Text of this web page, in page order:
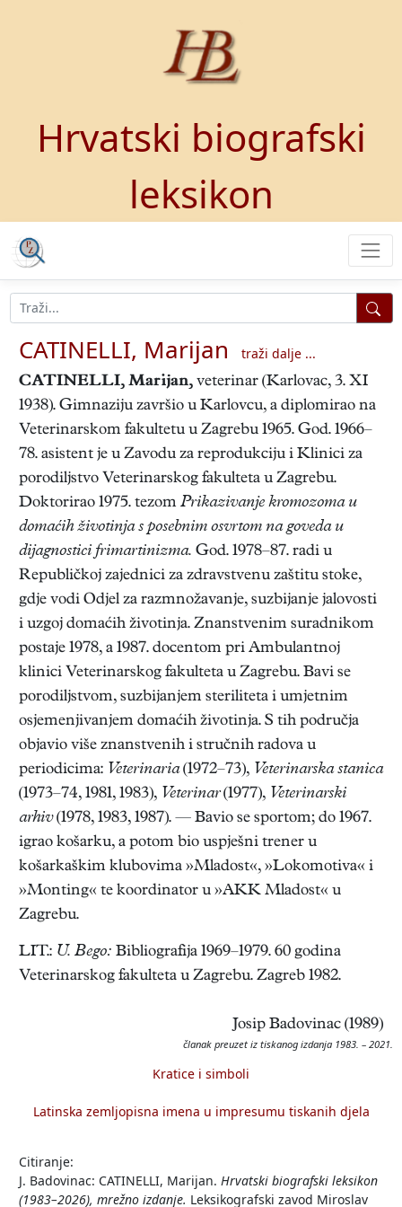
Hrvatski biografski
leksikon
CATINELLI, Marijan
traži dalje ...
CATINELLI, Marijan, veterinar (Karlovac, 3. XI
1938). Gimnaziju završio u Karlovcu, a diplomirao na
Veterinarskom fakultetu u Zagrebu 1965. God. 1966–
78. asistent je u Zavodu za reprodukciju i Klinici za
porodiljstvo Veterinarskog fakulteta u Zagrebu.
Doktorirao 1975. tezom Prikazivanje kromozoma u
domaćih životinja s posebnim osvrtom na goveda u
dijagnostici frimartinizma. God. 1978–87. radi u
Republičkoj zajednici za zdravstvenu zaštitu stoke,
gdje vodi Odjel za razmnožavanje, suzbijanje jalovosti
i uzgoj domaćih životinja. Znanstvenim suradnikom
postaje 1978, a 1987. docentom pri Ambulantnoj
klinici Veterinarskog fakulteta u Zagrebu. Bavi se
porodiljstvom, suzbijanjem steriliteta i umjetnim
osjemenjivanjem domaćih životinja. S tih područja
objavio više znanstvenih i stručnih radova u
periodicima: Veterinaria(1972–73), Veterinarska stanica
(1973–74, 1981, 1983), Veterinar(1977), Veterinarski
arhiv(1978, 1983, 1987). — Bavio se sportom; do 1967.
igrao košarku, a potom bio uspješni trener u
košarkaškim klubovima »Mladost«, »Lokomotiva« i
»Monting« te koordinator u »AKK Mladost« u
Zagrebu.
LIT.: U. Bego: Bibliografija 1969–1979. 60 godina
Veterinarskog fakulteta u Zagrebu. Zagreb 1982.
Josip Badovinac (1989)
članak preuzet iz tiskanog izdanja 1983. – 2021.
Kratice i simboli
Latinska zemljopisna imena u impresumu tiskanih djela
Citiranje:
J. Badovinac: CATINELLI, Marijan. Hrvatski biografski leksikon
(1983–2026), mrežno izdanje. Leksikografski zavod Miroslav